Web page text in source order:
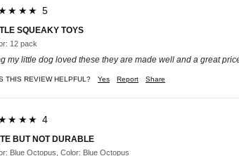
5
SQUEAKY TOYS
12 pack
my little dog loved these they are made well and a great
THIS REVIEW HELPFUL? Yes Report Share
4
BUT NOT DURABLE
Blue Octopus, Color: Blue Octopus